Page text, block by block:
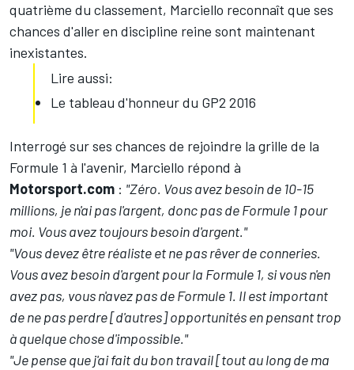
quatrième du classement, Marciello reconnaît que ses
chances d'aller en discipline reine sont maintenant
inexistantes.
Lire aussi:
Le tableau d'honneur du GP2 2016
Interrogé sur ses chances de rejoindre la grille de la
Formule 1 à l'avenir, Marciello répond à
Motorsport.com : "Zéro. Vous avez besoin de 10-15
millions, je n'ai pas l'argent, donc pas de Formule 1 pour
moi. Vous avez toujours besoin d'argent."
"Vous devez être réaliste et ne pas rêver de conneries.
Vous avez besoin d'argent pour la Formule 1, si vous n'en
avez pas, vous n'avez pas de Formule 1. Il est important
de ne pas perdre [d'autres] opportunités en pensant trop
à quelque chose d'impossible."
"Je pense que j'ai fait du bon travail [tout au long de ma